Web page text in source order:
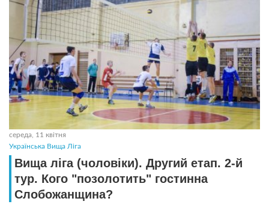
середа, 11 квітня
Українська Вища Ліга
Вища ліга (чоловіки). Другий етап. 2-й
тур. Кого "позолотить" гостинна
Слобожанщина?